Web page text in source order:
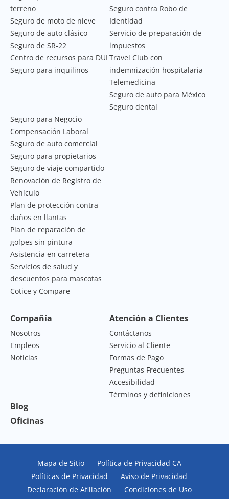
terreno
Seguro de moto de nieve
Seguro de auto clásico
Seguro de SR-22
Centro de recursos para DUI
Seguro para inquilinos
Seguro contra Robo de
Identidad
Servicio de preparación de
impuestos
Travel Club con
indemnización hospitalaria
Telemedicina
Seguro de auto para México
Seguro dental
Seguro para Negocio
Compensación Laboral
Seguro de auto comercial
Seguro para propietarios
Seguro de viaje compartido
Renovación de Registro de
Vehículo
Plan de protección contra
daños en llantas
Plan de reparación de
golpes sin pintura
Asistencia en carretera
Servicios de salud y
descuentos para mascotas
Cotice y Compare
Compañía
Nosotros
Empleos
Noticias
Atención a Clientes
Contáctanos
Servicio al Cliente
Formas de Pago
Preguntas Frecuentes
Accesibilidad
Términos y definiciones
Blog
Oficinas
Mapa de Sitio
Política de Privacidad CA
Políticas de Privacidad
Aviso de Privacidad
Declaración de Afiliación
Condiciones de Uso